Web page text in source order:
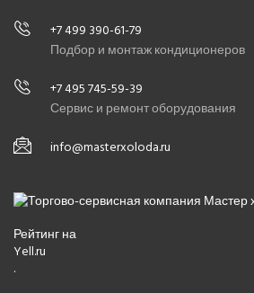
+7 499 390-61-79
Подбор и монтаж кондиционеров
+7 495 745-59-39
Сервис и ремонт оборудования
info@masterxoloda.ru
Рейтинг на
Yell.ru
.